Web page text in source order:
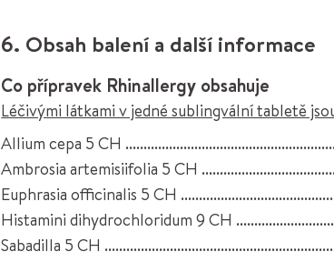
6. Obsah balení a další informace
Co přípravek Rhinallergy obsahuje
Léčivými látkami v jedné sublingvální tabletě
Allium cepa 5 CH
Ambrosia artemisiifolia 5 CH
Euphrasia officinalis 5 CH
Histamini dihydrochloridum 9 CH
Sabadilla 5 CH